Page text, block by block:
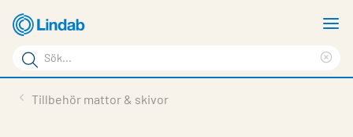
Hoppa
till
huvudinnehållet
Sökord
Sök
på
Tillbehör mattor & skivor